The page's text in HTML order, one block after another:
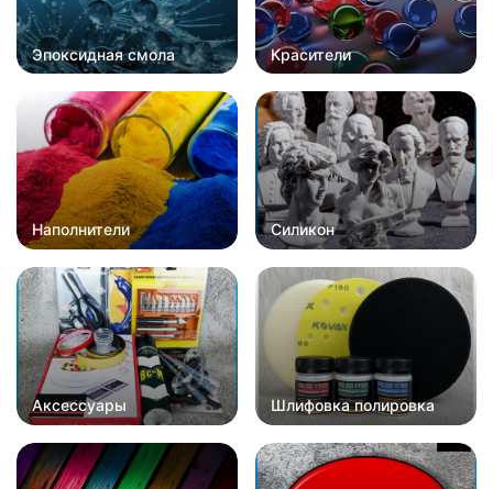
Эпоксидная смола Красители
Наполнители Силикон
Аксессуары Шлифовка полировка